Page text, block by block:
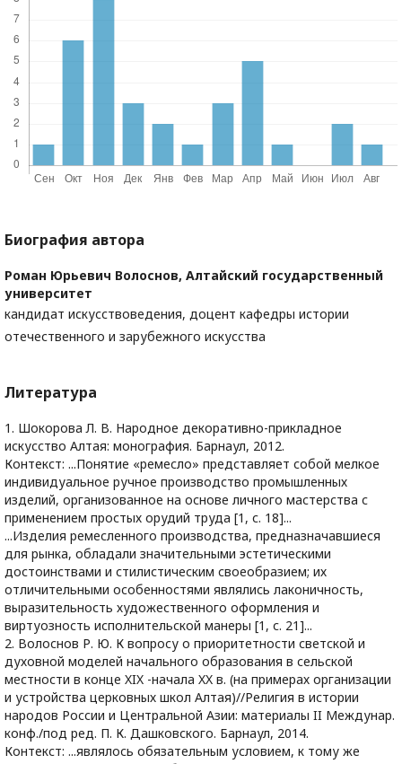
Биография автора
Роман Юрьевич Волоснов, Алтайский государственный
университет
кандидат искусствоведения, доцент кафедры истории
отечественного и зарубежного искусства
Литература
1. Шокорова Л. В. Народное декоративно-прикладное
искусство Алтая: монография. Барнаул, 2012.
Контекст: ...Понятие «ремесло» представляет собой мелкое
индивидуальное ручное производство промышленных
изделий, организованное на основе личного мастерства с
применением простых орудий труда [1, с. 18]...
...Изделия ремесленного производства, предназначавшиеся
для рынка, обладали значительными эстетическими
достоинствами и стилистическим своеобразием; их
отличительными особенностями являлись лаконичность,
выразительность художественного оформления и
виртуозность исполнительской манеры [1, с. 21]...
2. Волоснов Р. Ю. К вопросу о приоритетности светской и
духовной моделей начального образования в сельской
местности в конце XIX -начала XX в. (на примерах организации
и устройства церковных школ Алтая)//Религия в истории
народов России и Центральной Азии: материалы II Междунар.
конф./под ред. П. К. Дашковского. Барнаул, 2014.
Контекст: ...являлось обязательным условием, к тому же